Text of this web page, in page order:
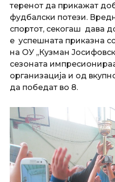
теренот да прикажат
фудбалски потези.
спортот, секогаш дава
е успешната приказна
на ОУ ,,Кузман
сезоната
организација и од
да победат во 8.